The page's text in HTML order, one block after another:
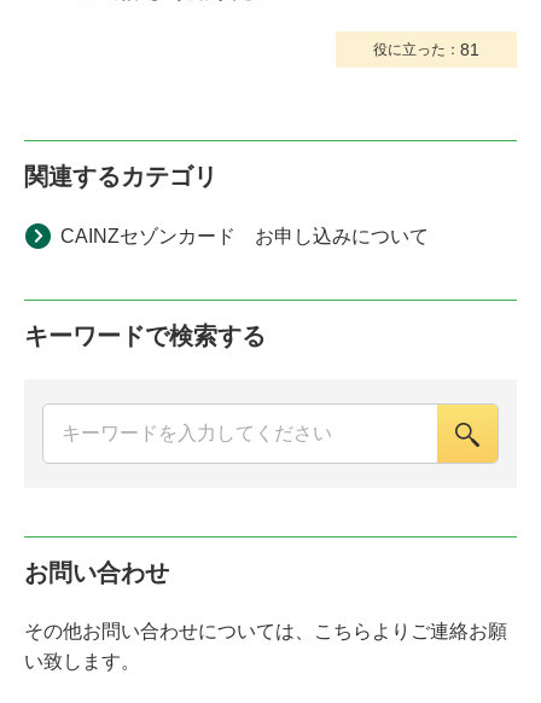
役に立った： 81
関連するカテゴリ
CAINZセゾンカード お申し込みについて
キーワードで検索する
お問い合わせ
その他お問い合わせについては、こちらよりご連絡お願
い致します。